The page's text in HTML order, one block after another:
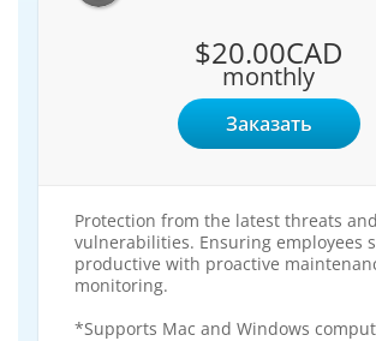
$20.00CAD
monthly
Заказать
Protection from the latest threats and
vulnerabilities. Ensuring employees
productive with proactive
monitoring.
*Supports Mac and Windows